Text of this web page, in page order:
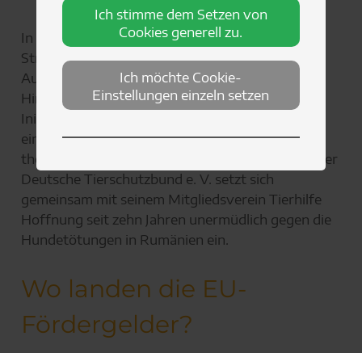
In den letzten Wochen hat die Tötung von
Straßenhunden in Rumänien große
Aufmerksamkeit in den sozialen Medien erlangt.
Hintergrund war eine öffentlichkeitswirksame
Initiative von Content Creator Nathan Goldblat;
eine TV-Dokumentation soll folgen. Doch die
thematisierte Problematik ist keineswegs neu: Der
Deutsche Tierschutzbund e. V. setzt sich
gemeinsam mit seinem Mitgliedsverein Tierhilfe
Hoffnung seit zehn Jahren unermüdlich gegen die
Hundetötungen in Rumänien ein.
Wo landen die EU-
Fördergelder?
Ich stimme dem Setzen von
Cookies generell zu.
Ich möchte Cookie-
Einstellungen einzeln setzen